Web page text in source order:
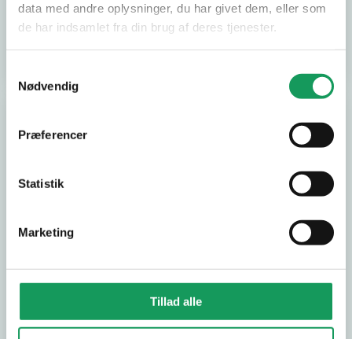
data med andre oplysninger, du har givet dem, eller som
de har indsamlet fra din brug af deres tjenester.
Nødvendig
Præferencer
Statistik
Marketing
Tillad alle
Antal:
LÆG I KURV
Antal:
LÆG I KURV
Vibrationsklodse
støtter
112,00 KR.